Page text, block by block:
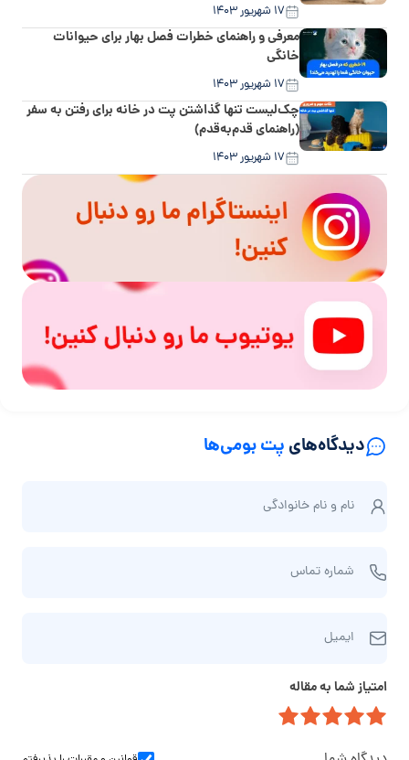
۱۷ شهریور ۱۴۰۳
معرفی و راهنمای خطرات فصل بهار برای حیوانات
خانگی
۱۷ شهریور ۱۴۰۳
چک‌لیست تنها گذاشتن پت در خانه برای رفتن به سفر
(راهنمای قدم‌به‌قدم)
۱۷ شهریور ۱۴۰۳
دیدگاه‌های پت بومی‌ها
ا
و
م‌
ا
ن
و
نام و نام‌ خانوادگی
م
ر
ا
شماره تماس
ی
ی
ل
ایمیل
امتیاز شما به مقاله